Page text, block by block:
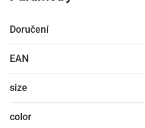
Doručení
EAN
size
color